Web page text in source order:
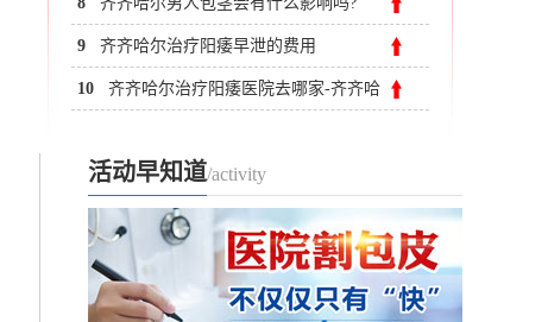
9 齐齐哈尔治疗阳痿早泄的费用
10 齐齐哈尔治疗阳痿医院去哪家-齐齐哈
活动早知道/activity